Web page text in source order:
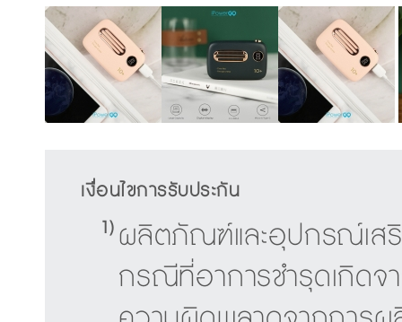
เงื่อนไขการรับประกัน
1) ผลิตภัณฑ์และอุปกรณ์เสริ
กรณีที่อาการชำรุดเกิดจ